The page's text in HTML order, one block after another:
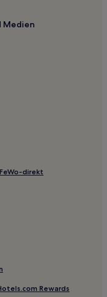
Süd
Medien
direkt
Rewards